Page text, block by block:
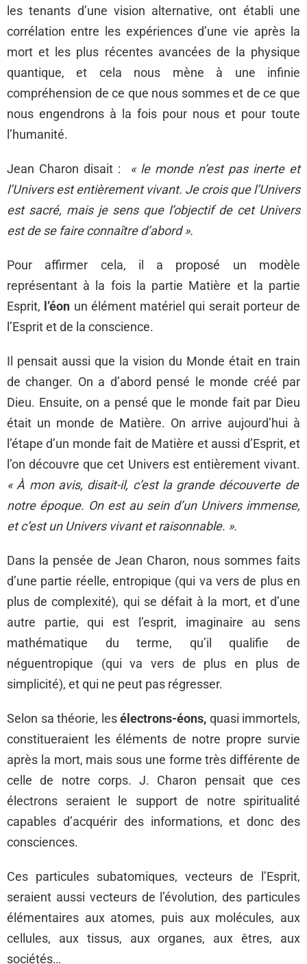
les tenants d’une vision alternative, ont établi une
corrélation entre les expériences d’une vie après la
mort et les plus récentes avancées de la physique
quantique, et cela nous mène à une infinie
compréhension de ce que nous sommes et de ce que
nous engendrons à la fois pour nous et pour toute
l’humanité.
Jean Charon disait : « le monde n’est pas inerte et
l’Univers est entièrement vivant. Je crois que l’Univers
est sacré, mais je sens que l’objectif de cet Univers
est de se faire connaître d’abord ».
Pour affirmer cela, il a proposé un modèle
représentant à la fois la partie Matière et la partie
Esprit, l’éon un élément matériel qui serait porteur de
l’Esprit et de la conscience.
Il pensait aussi que la vision du Monde était en train
de changer. On a d’abord pensé le monde créé par
Dieu. Ensuite, on a pensé que le monde fait par Dieu
était un monde de Matière. On arrive aujourd’hui à
l’étape d’un monde fait de Matière et aussi d’Esprit, et
l’on découvre que cet Univers est entièrement vivant.
« À mon avis, disait-il, c’est la grande découverte de
notre époque. On est au sein d’un Univers immense,
et c’est un Univers vivant et raisonnable. ».
Dans la pensée de Jean Charon, nous sommes faits
d’une partie réelle, entropique (qui va vers de plus en
plus de complexité), qui se défait à la mort, et d’une
autre partie, qui est l’esprit, imaginaire au sens
mathématique du terme, qu’il qualifie de
néguentropique (qui va vers de plus en plus de
simplicité), et qui ne peut pas régresser.
Selon sa théorie, lesélectrons-éons, quasi immortels,
constitueraient les éléments de notre propre survie
après la mort, mais sous une forme très différente de
celle de notre corps. J. Charon pensait que ces
électrons seraient le support de notre spiritualité
capables d’acquérir des informations, et donc des
consciences.
Ces particules subatomiques, vecteurs de l’Esprit,
seraient aussi vecteurs de l’évolution, des particules
élémentaires aux atomes, puis aux molécules, aux
cellules, aux tissus, aux organes, aux êtres, aux
sociétés…